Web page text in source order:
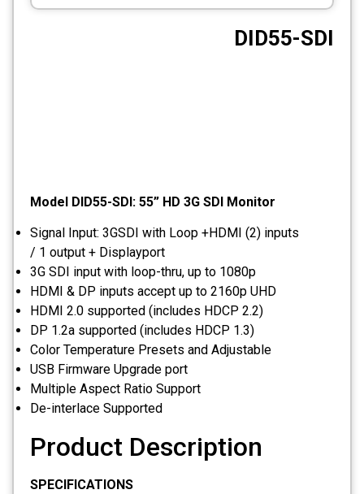
DID55-SDI
Model DID55-SDI: 55” HD 3G SDI Monitor
Signal Input: 3GSDI with Loop +HDMI (2) inputs
/ 1 output + Displayport
3G SDI input with loop-thru, up to 1080p
HDMI & DP inputs accept up to 2160p UHD
HDMI 2.0 supported (includes HDCP 2.2)
DP 1.2a supported (includes HDCP 1.3)
Color Temperature Presets and Adjustable
USB Firmware Upgrade port
Multiple Aspect Ratio Support
De-interlace Supported
Product Description
SPECIFICATIONS